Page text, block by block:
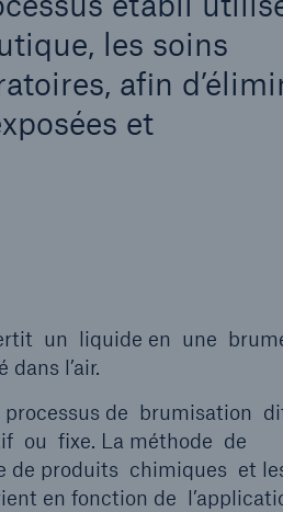
les soins
afin
et
un liquide en une
l’air.
de brumisation
ou fixe. La méthode de
de produits chimiques et
en fonction de